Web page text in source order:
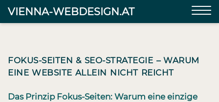
VIENNA-WEBDESIGN.AT
FOKUS-SEITEN & SEO-STRATEGIE – WARUM
EINE WEBSITE ALLEIN NICHT REICHT
Das Prinzip Fokus-Seiten: Warum eine einzige